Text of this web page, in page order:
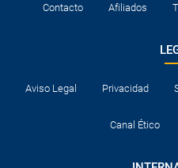
Contacto Afiliados
Aviso Legal Privacidad
Canal Ético